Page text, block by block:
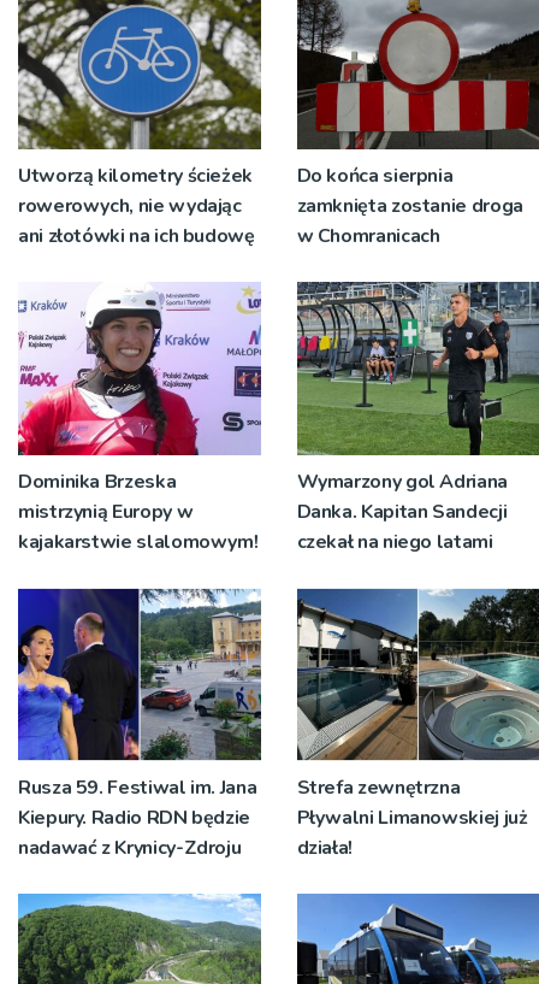
Utworzą kilometry ścieżek
rowerowych, nie wydając
ani złotówki na ich budowę
Do końca sierpnia
zamknięta zostanie droga
w Chomranicach
Dominika Brzeska
mistrzynią Europy w
kajakarstwie slalomowym!
Wymarzony gol Adriana
Danka. Kapitan Sandecji
czekał na niego latami
Rusza 59. Festiwal im. Jana
Kiepury. Radio RDN będzie
nadawać z Krynicy-Zdroju
Strefa zewnętrzna
Pływalni Limanowskiej już
działa!